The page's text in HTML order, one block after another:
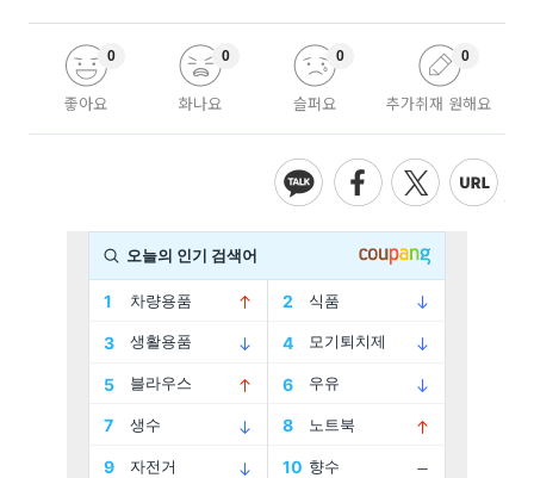
좋아요
0
화나요
0
슬퍼요
0
추가취재 원해요
0